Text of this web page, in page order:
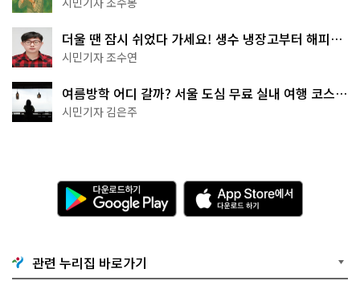
더울 땐 잠시 쉬었다 가세요! 생수 냉장고부터 해피소
·무더위쉼터까지
시민기자 조수연
여름방학 어디 갈까? 서울 도심 무료 실내 여행 코스
추천
시민기자 김은주
다
운
로
기
G
A
p
p
관련 누리집 바로가기